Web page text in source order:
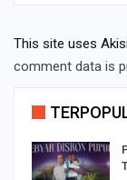
This site uses
comment data is